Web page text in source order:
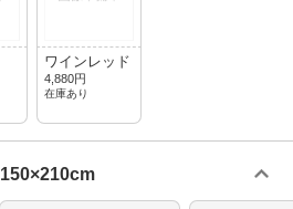
ワインレッド
4,880円
在庫あり
150×210cm